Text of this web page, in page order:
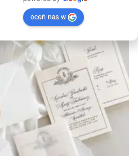
7.50zł
oceń nas w